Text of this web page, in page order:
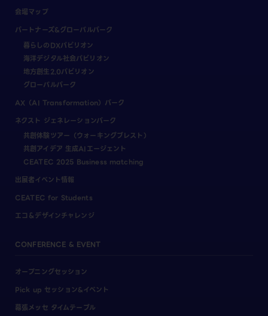
会場マップ
パートナーズ&グローバルパーク
暮らしのDXパビリオン
海洋デジタル社会パビリオン
地方創生2.0パビリオン
グローバルパーク
AX（AI Transformation）パーク
ネクスト ジェネレーションパーク
共創体験ツアー（ウォーキングブレスト）
共創アイデア 生成AIエージェント
CEATEC 2025 Business matching
出展者イベント情報
CEATEC for Students
エコ＆デザインチャレンジ
CONFERENCE & EVENT
オープニングセッション
Pick up セッション&イベント
幕張メッセ タイムテーブル